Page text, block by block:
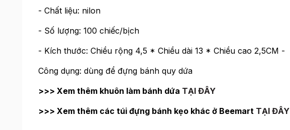
- Chất liệu: nilon
- Số lượng: 100 chiếc/bịch
- Kích thước: Chiều rộng 4,5 * Chiều dài 13 * Chiều cao 2,5CM -
Công dụng: dùng để đựng bánh quy dứa
>>> Xem thêm khuôn làm bánh dứa TẠI ĐÂY
>>> Xem thêm các túi đựng bánh kẹo khác ở Beemart TẠI ĐÂY